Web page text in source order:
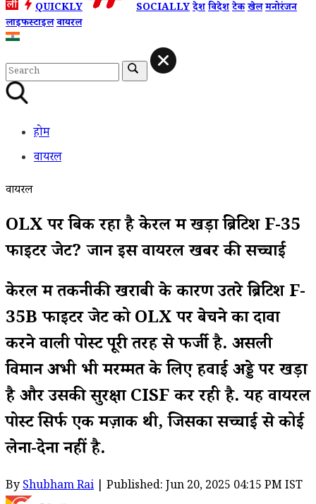
QUICKLY SOCIALLYदेशविदेशटेकखेलमनोरंजन
लाइफस्टाइलवायरल
होम
वायरल
वायरल
OLX पर बिक रहा है केरल में खड़ा ब्रिटिश F-35
फाइटर जेट? जानें इस वायरल खबर की सच्चाई
केरल में तकनीकी खराबी के कारण उतरे ब्रिटिश F-
35B फाइटर जेट को OLX पर बेचने का दावा
करने वाली पोस्ट पूरी तरह से फर्जी है. असली
विमान अभी भी मरम्मत के लिए हवाई अड्डे पर खड़ा
है और उसकी सुरक्षा CISF कर रही है. यह वायरल
पोस्ट सिर्फ एक मज़ाक थी, जिसका सच्चाई से कोई
लेना-देना नहीं है.
ByShubham Rai | Published: Jun 20, 2025 04:15 PM IST